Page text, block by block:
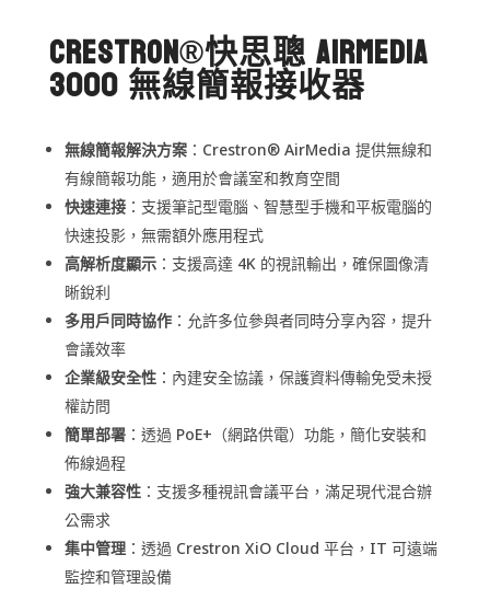
Crestron®快思聰 AirMedia
3000 無線簡報接收器
無線簡報解決方案：Crestron® AirMedia 提供無線和
有線簡報功能，適用於會議室和教育空間
快速連接：支援筆記型電腦、智慧型手機和平板電腦的
快速投影，無需額外應用程式
高解析度顯示：支援高達 4K 的視訊輸出，確保圖像清
晰銳利
多用戶同時協作：允許多位參與者同時分享內容，提升
會議效率
企業級安全性：內建安全協議，保護資料傳輸免受未授
權訪問
簡單部署：透過 PoE+（網路供電）功能，簡化安裝和
佈線過程
強大兼容性：支援多種視訊會議平台，滿足現代混合辦
公需求
集中管理：透過 Crestron XiO Cloud 平台，IT 可遠端
監控和管理設備